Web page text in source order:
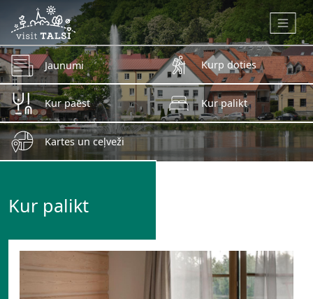
Skip to main content
Jaunumi Kurp doties
Kur paēst Kur palikt
Kartes un ceļveži
Kur palikt